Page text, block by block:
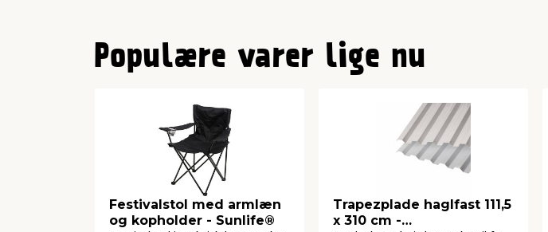
Populære varer lige nu
Festivalstol med armlæn
og kopholder - Sunlife®
Trapezplade haglfast 111,5
x 310 cm -